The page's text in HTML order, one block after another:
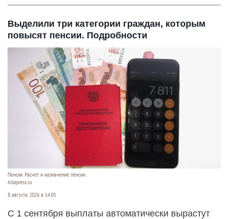
Выделили три категории граждан, которым
повысят пенсии. Подробности
Пенсия. Расчет и назначение пенсии.
Altapress.ru
8 августа 2026 в 14:05
С 1 сентября выплаты автоматически вырастут